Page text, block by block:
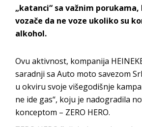
„katanci“ sa važnim
vozače da ne voze ukoliko su
alkohol.
Ovu aktivnost, kompanija
saradnji sa Auto moto savezom
u okviru svoje višegodišnje
ne ide gas“, koju je nadogradila
konceptom – ZERO HERO.